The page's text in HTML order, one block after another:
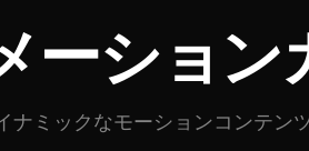
ーション
ミックなモーションコンテン